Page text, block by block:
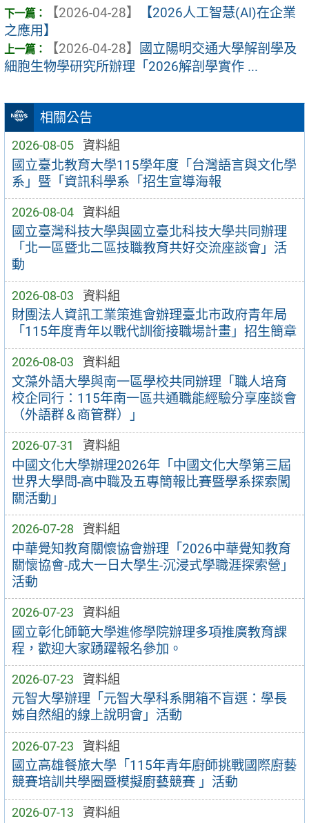
相關公告
2026-08-05 資料組
國立臺北教育大學115學年度「台灣語言與文化學
系」暨「資訊科學系「招生宣導海報
2026-08-04 資料組
國立臺灣科技大學與國立臺北科技大學共同辦理
「北一區暨北二區技職教育共好交流座談會」活
動
2026-08-03 資料組
財團法人資訊工業策進會辦理臺北市政府青年局
「115年度青年以戰代訓銜接職場計畫」招生簡章
2026-08-03 資料組
文藻外語大學與南一區學校共同辦理「職人培育
校企同行：115年南一區共通職能經驗分享座談會
（外語群＆商管群）」
2026-07-31 資料組
中國文化大學辦理2026年「中國文化大學第三屆
世界大學問-高中職及五專簡報比賽暨學系探索闖
關活動」
2026-07-28 資料組
中華覺知教育關懷協會辦理「2026中華覺知教育
關懷協會-成大一日大學生-沉浸式學職涯探索營」
活動
2026-07-23 資料組
國立彰化師範大學進修學院辦理多項推廣教育課
程，歡迎大家踴躍報名參加。
2026-07-23 資料組
元智大學辦理「元智大學科系開箱不盲選：學長
姊自然組的線上說明會」活動
2026-07-23 資料組
國立高雄餐旅大學「115年青年廚師挑戰國際廚藝
競賽培訓共學圈暨模擬廚藝競賽 」活動
2026-07-13 資料組
【2026-04-28】
【2026人工智慧(AI)在企業
之應用】
【2026-04-28】
國立陽明交通大學解剖學及
細胞生物學研究所辦理「2026解剖學實作 ...